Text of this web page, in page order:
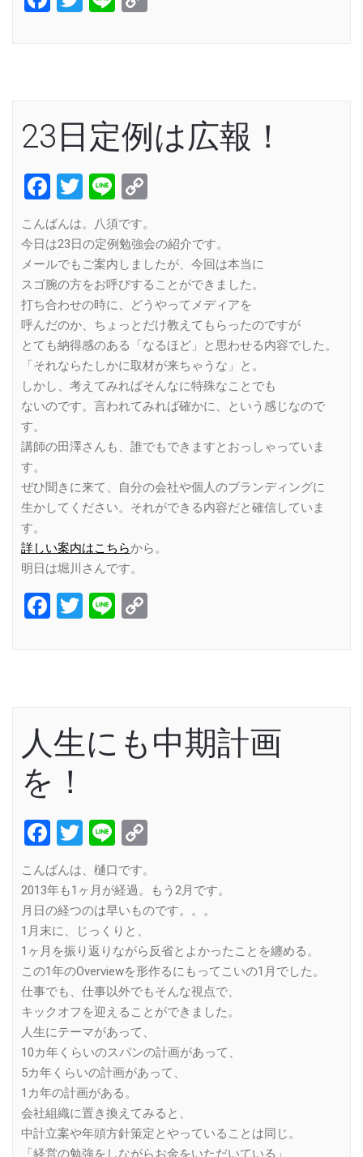
23日定例は広報！
Facebook
Twitter
Line
こんばんは。八須です。
今日は23日の定例勉強会の紹介です。
メールでもご案内しましたが、今回は本当に
スゴ腕の方をお呼びすることができました。
打ち合わせの時に、どうやってメディアを
呼んだのか、ちょっとだけ教えてもらったのですが
とても納得感のある「なるほど」と思わせる内容でした。
「それならたしかに取材が来ちゃうな」と。
しかし、考えてみればそんなに特殊なことでも
ないのです。言われてみれば確かに、という感じなので
す。
講師の田澤さんも、誰でもできますとおっしゃっていま
す。
ぜひ聞きに来て、自分の会社や個人のブランディングに
生かしてください。それができる内容だと確信していま
す。
詳しい案内はこちらから。
明日は堀川さんです。
Facebook
Twitter
Line
人生にも中期計画
を！
Facebook
Twitter
Line
こんばんは、樋口です。
2013年も1ヶ月が経過。もう2月です。
月日の経つのは早いものです。。。
1月末に、じっくりと、
1ヶ月を振り返りながら反省とよかったことを纏める。
この1年のOverviewを形作るにもってこいの1月でした。
仕事でも、仕事以外でもそんな視点で、
キックオフを迎えることができました。
人生にテーマがあって、
10カ年くらいのスパンの計画があって、
5カ年くらいの計画があって、
1カ年の計画がある。
会社組織に置き換えてみると、
中計立案や年頭方針策定とやっていることは同じ。
「経営の勉強をしながらお金をいただいている」